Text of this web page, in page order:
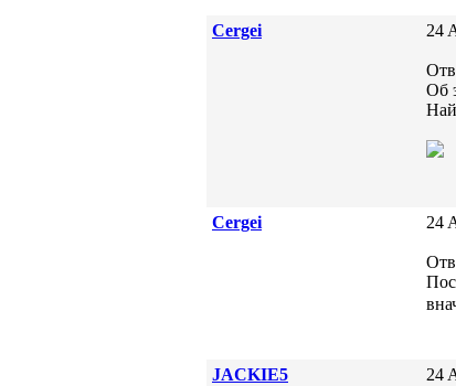
Cergei 24
Об
Cergei 24
JACKIE5 24